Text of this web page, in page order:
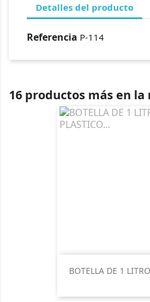
Detalles del producto
Referencia P-114
16 productos más en
BOTELLA DE 1